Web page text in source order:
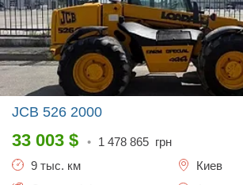
JCB 526 2000
33 003 $ • 1 478 865 грн
9 тыс. км
Киев